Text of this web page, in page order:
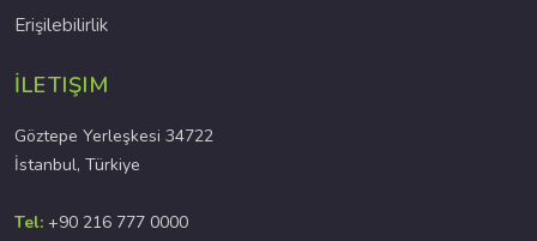
Erişilebilirlik
İLETIŞIM
Göztepe Yerleşkesi 34722
İstanbul, Türkiye
Tel: +90 216 777 0000